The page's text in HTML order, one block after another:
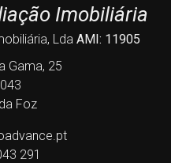
Imobiliária
Lda AMI: 11905
Gama, 25
Foz
291